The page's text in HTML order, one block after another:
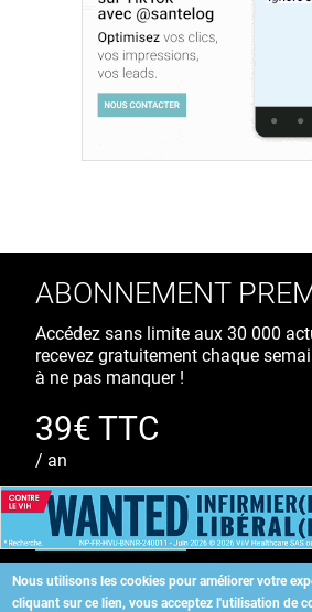
Nous utilisons les cookies pour améliorer votre
cliquant sur ce lien, vous acceptez l'utilisation de
ABONNEMENT
Accédez sans limite aux 30 000
recevez gratuitement chaque
à ne pas manquer !
39€ TTC
/ an
S'ABONNER